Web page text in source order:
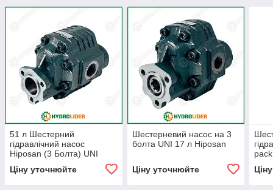
51 л Шестерний
гідравлічний насос
Hiposan (3 Болта) UNI
Ціну уточнюйте
Шестерневий насос на 3
болта UNI 17 л Hiposan
Ціну уточнюйте